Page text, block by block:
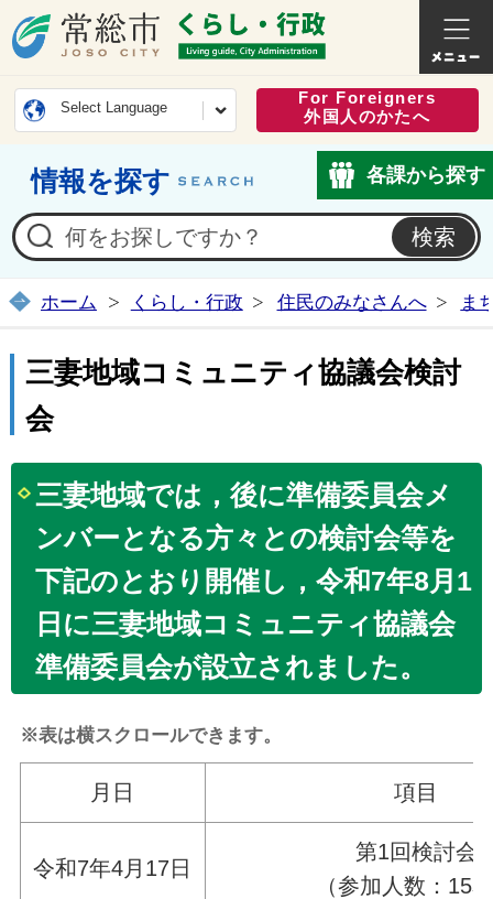
常総市公式ホームページ
くらし
Select Language
For Foreigners
外国人のかたへ
情報を探す 各課から探す
ホーム くらし・行政 住民のみなさんへ ま
三妻地域コミュニティ協議会検討
会
三妻地域では，後に準備委員会メ
ンバーとなる方々との検討会等を
下記のとおり開催し，令和7年8月1
日に三妻地域コミュニティ協議会
準備委員会が設立されました。
※表は横スクロールできます。
月日 項目
令和7年4月17日
第1回検討会
（参加人数：15